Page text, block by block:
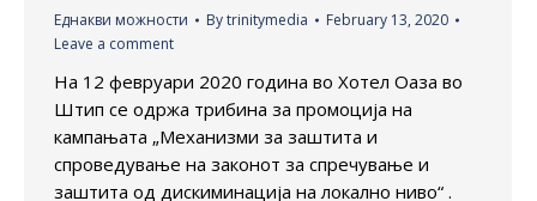
Еднакви можности Bytrinitymedia
February 13, 2020
Leave a comment
На 12 февруари 2020 година во Хотел Оаза во
Штип се одржа трибина за промоција на
кампањата „Механизми за заштита и
спроведување на законот за спречување и
заштита од дискиминација на локално ниво“ .